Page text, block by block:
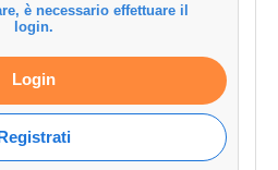
è necessario effettuare il
login.
Login